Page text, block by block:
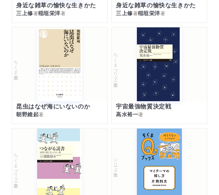
身近な雑草の愉快な生きかた
三上修著稲垣栄洋著
身近な雑草の愉快な生きかた
三上修著稲垣栄洋著
ちくま新書
昆虫はなぜ海にいないのか
朝野維起著
ちくまプリマー新書
宇宙最強物質決定戦
高水裕一著
ちくまプリマー新書 シリーズ・全集